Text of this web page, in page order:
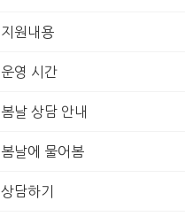
지원내용
운영 시간
봄날 상담 안내
봄날에 물어봄
상담하기